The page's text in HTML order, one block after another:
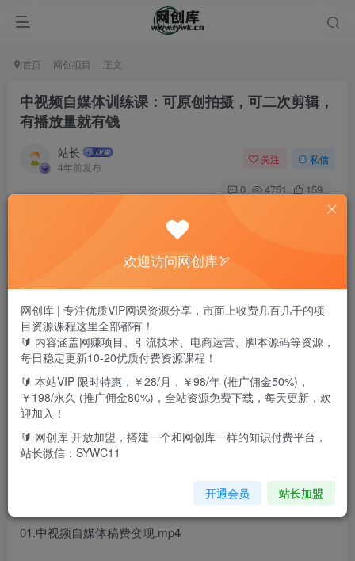
首页 网创项目 正文
中视频自媒体训练课：可原创拍摄，可二次剪辑，
有播放量就有钱
站长
4年前发布
关注 私信
0 4751 159
课程介绍：
有播放量就有钱，从此开始做一个自媒体人。可拍摄，可剪
辑，按播放量收益，一分钟以上都有收益。
01.中视频自媒体稿费变现.mp4
欢迎访问网创库🏹
网创库 | 专注优质VIP网课资源分享，市面上收费几百几千的项
目资源课程这里全部都有！
🔰 内容涵盖网赚项目、引流技术、电商运营、脚本源码等资源，
每日稳定更新10-20优质付费资源课程！
🔰 本站VIP 限时特惠，￥28/月，￥98/年 (推广佣金50%)，
￥198/永久 (推广佣金80%)，全站资源免费下载，每天更新，欢
迎加入！
🔰 网创库 开放加盟，搭建一个和网创库一样的知识付费平台，
站长微信：SYWC11
开通会员 站长加盟